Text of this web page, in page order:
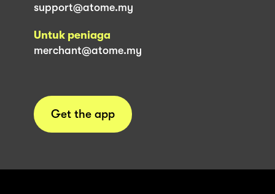
support@atome.my
Untuk peniaga
merchant@atome.my
Get the app